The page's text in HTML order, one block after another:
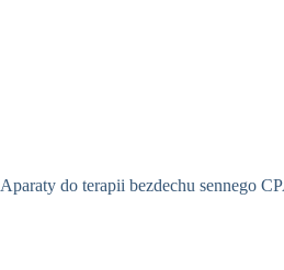
Aparaty do terapii bezdechu sennego